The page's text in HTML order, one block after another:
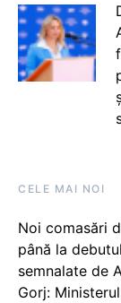
CELE MAI NOI
Noi comasări
până la
semnalate de
Gorj: